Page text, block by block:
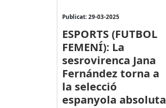
Publicat: 29-03-2025
ESPORTS (FUTBOL
FEMENÍ): La
sesrovirenca Jana
Fernández torna a
la selecció
espanyola absoluta